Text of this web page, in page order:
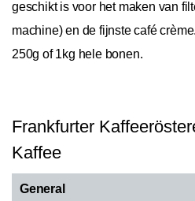
geschikt is voor het maken van
machine) en de fijnste café
250g of 1kg hele bonen.
Frankfurter
Kaffee
General